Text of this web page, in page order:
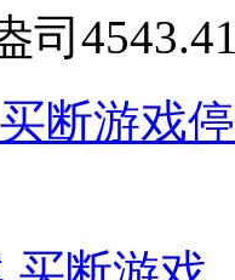
司
断游戏